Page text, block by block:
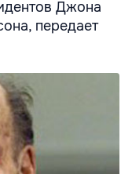
Джона
передает